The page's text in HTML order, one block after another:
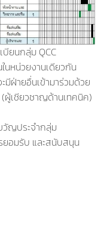
บียนกลุ่ม QCC
นหน่วยงานเดียวกัน
ฝ่ายอื่นเข้ามาร่วมด้วย
(ผู้เชียวชาญด้านเทคนิค)
ญประจำกลุ่ม
อมรับ และสนับสนุน